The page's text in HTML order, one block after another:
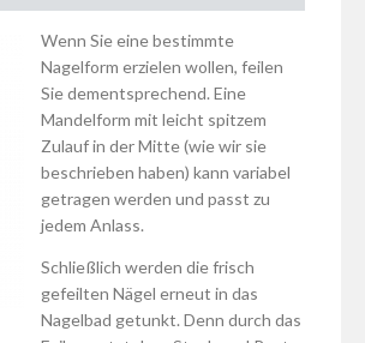
Wenn Sie eine bestimmte
Nagelform erzielen wollen, feilen
Sie dementsprechend. Eine
Mandelform mit leicht spitzem
Zulauf in der Mitte (wie wir sie
beschrieben haben) kann variabel
getragen werden und passt zu
jedem Anlass.
Schließlich werden die frisch
gefeilten Nägel erneut in das
Nagelbad getunkt. Denn durch das